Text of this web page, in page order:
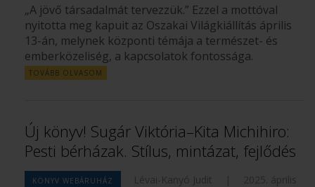
„A jövő társadalmát tervezzük.” Ezzel a mottóval
nyitotta meg kapuit az Oszakai Világkiállítás április
13-án, melynek központi témája a természet- és
emberközeliség, a kapcsolatok fontossága.
TOVÁBB OLVASOM
Új könyv! Sugár Viktória–Kita Michihiro:
Pesti bérházak. Stílus, mintázat, fejlődés
KÖNYV WEBÁRUHÁZ Lévai-Kanyó Judit |
2025. április